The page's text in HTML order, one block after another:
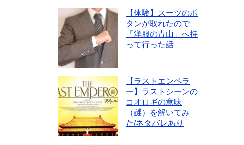
【体験】スーツのボ
タンが取れたので
「洋服の青山」へ持
って行った話
【ラストエンペラ
ー】ラストシーンの
コオロギの意味
（謎）を解いてみ
た/ネタバレあり